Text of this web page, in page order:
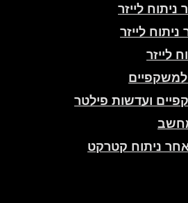
ניתוח לייזר
לייזר
לייזר
ועדשות פילטר
ניתוח קטרקט